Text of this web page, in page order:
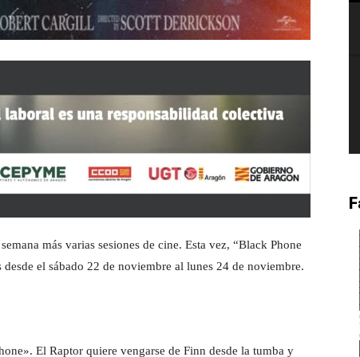
más varias sesiones de cine. Esta vez, “Black Phone
el sábado 22 de noviembre al lunes 24 de noviembre.
El Raptor quiere vengarse de Finn desde la tumba y